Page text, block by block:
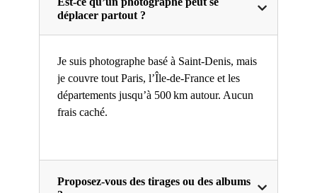
déplacer partout ?
Je suis photographe basé à Saint-Denis, mais
je couvre tout Paris, l’Île-de-France et les
départements jusqu’à 500 km autour. Aucun
frais caché.
Proposez-vous des tirages ou des albums